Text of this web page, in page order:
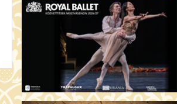
17:00 Csortos terem
ARGENTIN TÖRTÉNETEK (16)
19:00 Fábri terem
AZ ÖRDÖG PRADÁT VISEL 2. (12)
19:00 Csortos terem
ÁDÁM ALMÁI (16)
JEGYVÁSÁRLÁS
19:00 Törőcsik Mari terem
HOGYAN TUDNÉK ÉLNI